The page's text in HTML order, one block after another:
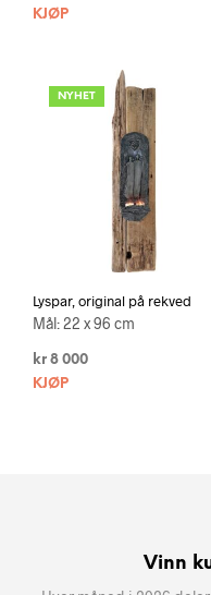
KJØP
NYHET
Lyspar, original på rekved
Mål: 22 x 96 cm
kr 8 000
KJØP
Vinn